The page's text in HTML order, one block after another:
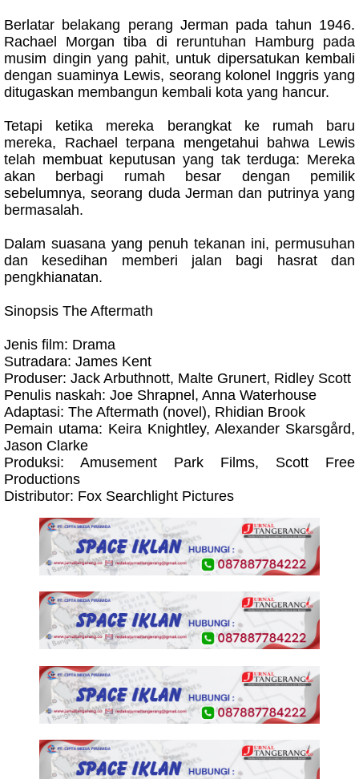
Berlatar belakang perang Jerman pada tahun 1946.
Rachael Morgan tiba di reruntuhan Hamburg pada
musim dingin yang pahit, untuk dipersatukan kembali
dengan suaminya Lewis, seorang kolonel Inggris yang
ditugaskan membangun kembali kota yang hancur.
Tetapi ketika mereka berangkat ke rumah baru
mereka, Rachael terpana mengetahui bahwa Lewis
telah membuat keputusan yang tak terduga: Mereka
akan berbagi rumah besar dengan pemilik
sebelumnya, seorang duda Jerman dan putrinya yang
bermasalah.
Dalam suasana yang penuh tekanan ini, permusuhan
dan kesedihan memberi jalan bagi hasrat dan
pengkhianatan.
Sinopsis The Aftermath
Jenis film: Drama
Sutradara: James Kent
Produser: Jack Arbuthnott, Malte Grunert, Ridley Scott
Penulis naskah: Joe Shrapnel, Anna Waterhouse
Adaptasi: The Aftermath (novel), Rhidian Brook
Pemain utama: Keira Knightley, Alexander Skarsgård,
Jason Clarke
Produksi: Amusement Park Films, Scott Free
Productions
Distributor: Fox Searchlight Pictures